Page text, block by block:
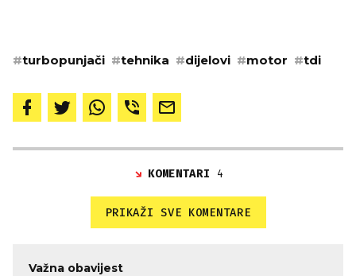
#turbopunjači #tehnika #dijelovi #motor #tdi
KOMENTARI 4
PRIKAŽI SVE KOMENTARE
Važna obavijest